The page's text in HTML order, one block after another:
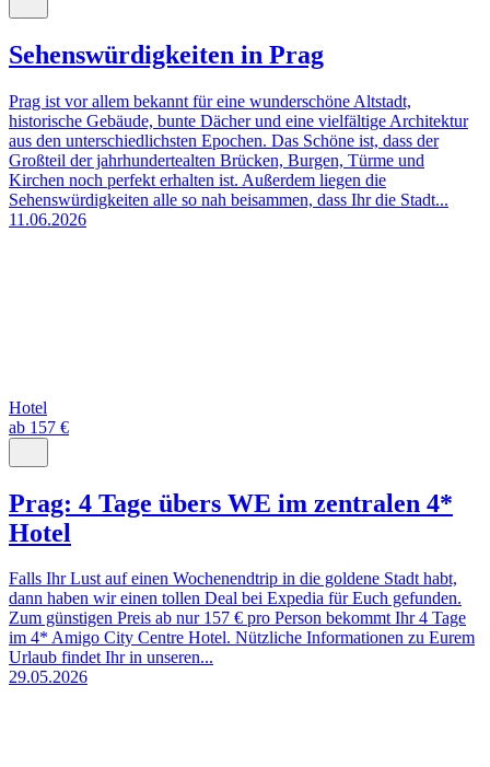
Sehenswürdigkeiten in Prag
Prag ist vor allem bekannt für eine wunderschöne Altstadt,
historische Gebäude, bunte Dächer und eine vielfältige Architektur
aus den unterschiedlichsten Epochen. Das Schöne ist, dass der
Großteil der jahrhundertealten Brücken, Burgen, Türme und
Kirchen noch perfekt erhalten ist. Außerdem liegen die
Sehenswürdigkeiten alle so nah beisammen, dass Ihr die Stadt...
11.06.2026
Hotel
ab 157 €
Prag: 4 Tage übers WE im zentralen 4*
Hotel
Falls Ihr Lust auf einen Wochenendtrip in die goldene Stadt habt,
dann haben wir einen tollen Deal bei Expedia für Euch gefunden.
Zum günstigen Preis ab nur 157 € pro Person bekommt Ihr 4 Tage
im 4* Amigo City Centre Hotel. Nützliche Informationen zu Eurem
Urlaub findet Ihr in unseren...
29.05.2026